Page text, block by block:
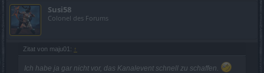
Susi58
Colonel des Forums
Zitat von maju01: ↑
Ich habe ja gar nicht vor, das Kanalevent schnell zu schaffen.